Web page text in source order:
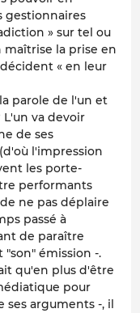
gestionnaires
» sur tel ou
maîtrise la prise en
« en leur
parole de l'un et
L'un va devoir
de ses
l'impression
les porte-
performants
ne pas déplaire
passé à
de paraître
émission -.
qu'en plus d'être
pour
ses arguments -, il